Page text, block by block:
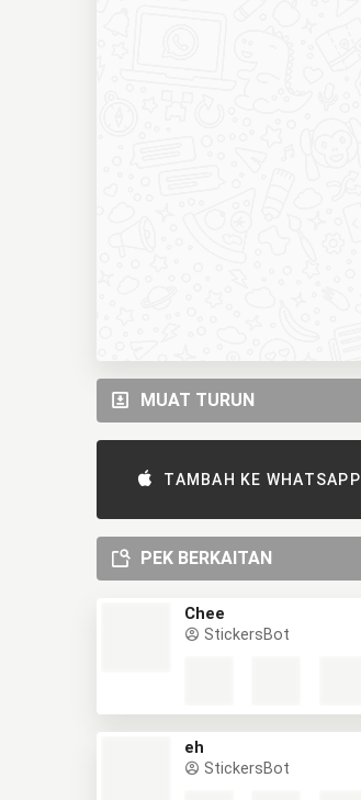
MUAT TURUN
TAMBAH KE WHATSAPP
PEK BERKAITAN
Chee
StickersBot
eh
StickersBot